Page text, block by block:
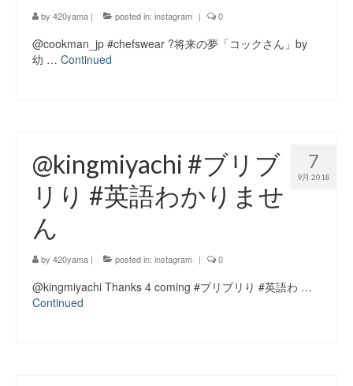
by 420yama | posted in: instagram | 0
@cookman_jp #chefswear ‍?将来の夢「コックさん」by
幼 … Continued
7
9月 2018
@kingmiyachi #ブリブ
リり #英語わかりませ
ん
by 420yama | posted in: instagram | 0
@kingmiyachi Thanks 4 coming #ブリブリり #英語わ …
Continued